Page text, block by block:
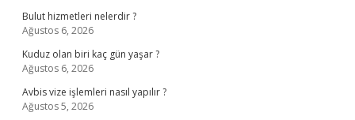
Bulut hizmetleri nelerdir ?
Ağustos 6, 2026
Kuduz olan biri kaç gün yaşar ?
Ağustos 6, 2026
Avbis vize işlemleri nasıl yapılır ?
Ağustos 5, 2026